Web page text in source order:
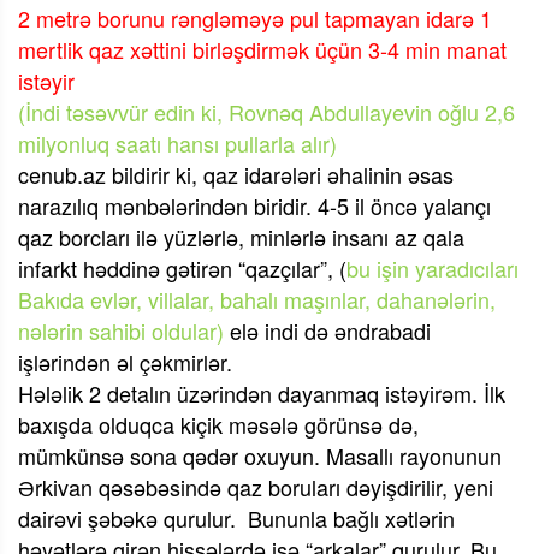
2 metrə borunu rəngləməyə pul tapmayan idarə 1
mertlik qaz xəttini birləşdirmək üçün 3-4 min manat
istəyir
(İndi təsəvvür edin ki, Rovnəq Abdullayevin oğlu 2,6
milyonluq saatı hansı pullarla alır)
cenub.az bildirir ki, qaz idarələri əhalinin əsas
narazılıq mənbələrindən biridir. 4-5 il öncə yalançı
qaz borcları ilə yüzlərlə, minlərlə insanı az qala
infarkt həddinə gətirən “qazçılar”, (bu işin yaradıcıları
Bakıda evlər, villalar, bahalı maşınlar, dahanələrin,
nələrin sahibi oldular) elə indi də əndrabadi
işlərindən əl çəkmirlər.
Hələlik 2 detalın üzərindən dayanmaq istəyirəm. İlk
baxışda olduqca kiçik məsələ görünsə də,
mümkünsə sona qədər oxuyun. Masallı rayonunun
Ərkivan qəsəbəsində qaz boruları dəyişdirilir, yeni
dairəvi şəbəkə qurulur. Bununla bağlı xətlərin